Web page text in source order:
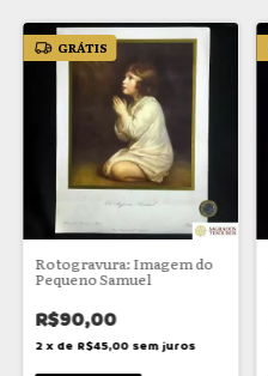
GRÁTIS
Rotogravura: Imagem do
Pequeno Samuel
R$90,00
2 x de R$45,00 sem juros